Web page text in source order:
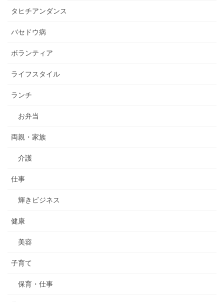
タヒチアンダンス
バセドウ病
ボランティア
ライフスタイル
ランチ
お弁当
両親・家族
介護
仕事
輝きビジネス
健康
美容
子育て
保育・仕事